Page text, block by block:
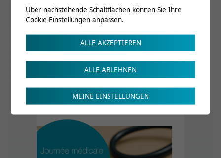
Renseignements
ecs@crr-suva.ch
Flyer
Über nachstehende Schaltflächen können Sie Ihre
Cookie-Einstellungen anpassen.
ALLE AKZEPTIEREN
ALLE ABLEHNEN
MEINE EINSTELLUNGEN